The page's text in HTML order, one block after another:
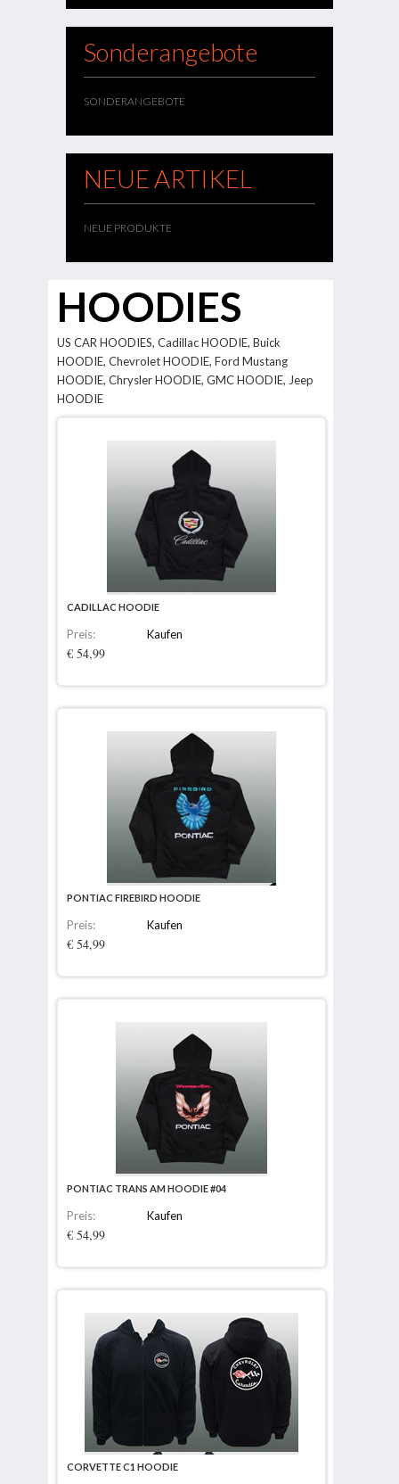
Sonderangebote
SONDERANGEBOTE
NEUE ARTIKEL
NEUE PRODUKTE
HOODIES
US CAR HOODIES, Cadillac HOODIE, Buick
HOODIE, Chevrolet HOODIE, Ford Mustang
HOODIE, Chrysler HOODIE, GMC HOODIE, Jeep
HOODIE
CADILLAC HOODIE
Preis:
€ 54,99
Kaufen
PONTIAC FIREBIRD HOODIE
Preis:
€ 54,99
Kaufen
PONTIAC TRANS AM HOODIE #04
Preis:
€ 54,99
Kaufen
CORVETTE C1 HOODIE